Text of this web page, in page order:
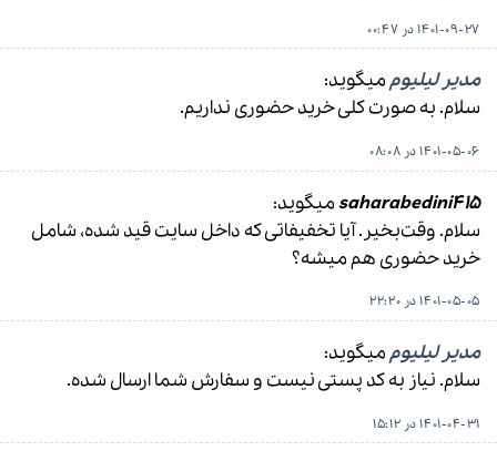
1401-09-27 در 00:47
مدیر لیلیوممیگوید:
سلام. به صورت کلی خرید حضوری نداریم.
1401-05-06 در 08:08
saharabedini415میگوید:
سلام. وقت‌بخیر. آیا تخفیفاتی که داخل سایت قید شده، شامل
خرید حضوری هم میشه؟
1401-05-05 در 22:20
مدیر لیلیوممیگوید:
سلام. نیاز به کد پستی نیست و سفارش شما ارسال شده.
1401-04-31 در 15:12